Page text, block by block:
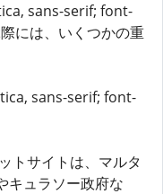
sans-serif; font-
には、いくつかの重
sans-serif; font-
トサイトは、マルタ
キュラソー政府な